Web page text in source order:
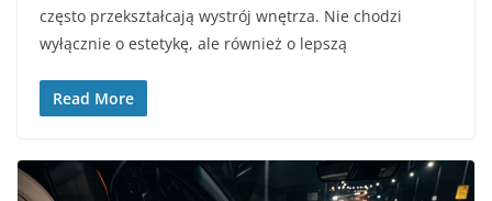
często przekształcają wystrój wnętrza. Nie chodzi
wyłącznie o estetykę, ale również o lepszą
Read More